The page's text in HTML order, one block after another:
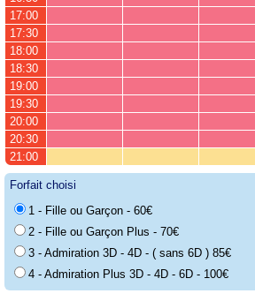
17:00
17:30
18:00
18:30
19:00
19:30
20:00
20:30
21:00
Forfait choisi
1 - Fille ou Garçon - 60€
2 - Fille ou Garçon Plus - 70€
3 - Admiration 3D - 4D - ( sans 6D ) 85€
4 - Admiration Plus 3D - 4D - 6D - 100€